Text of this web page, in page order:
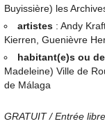
Buyissière) les
artistes : Andy
Kierren, Guenièvre
habitant(e)s ou
Madeleine) Ville de
de Málaga
GRATUIT / Entrée